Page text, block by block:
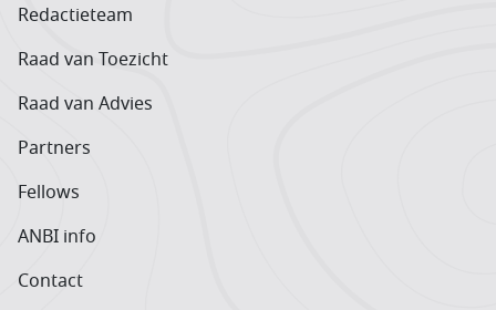
Redactieteam
Raad van Toezicht
Raad van Advies
Partners
Fellows
ANBI info
Contact